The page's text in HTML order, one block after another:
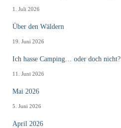
1. Juli 2026
Über den Wäldern
19. Juni 2026
Ich hasse Camping… oder doch nicht?
11. Juni 2026
Mai 2026
5. Juni 2026
April 2026